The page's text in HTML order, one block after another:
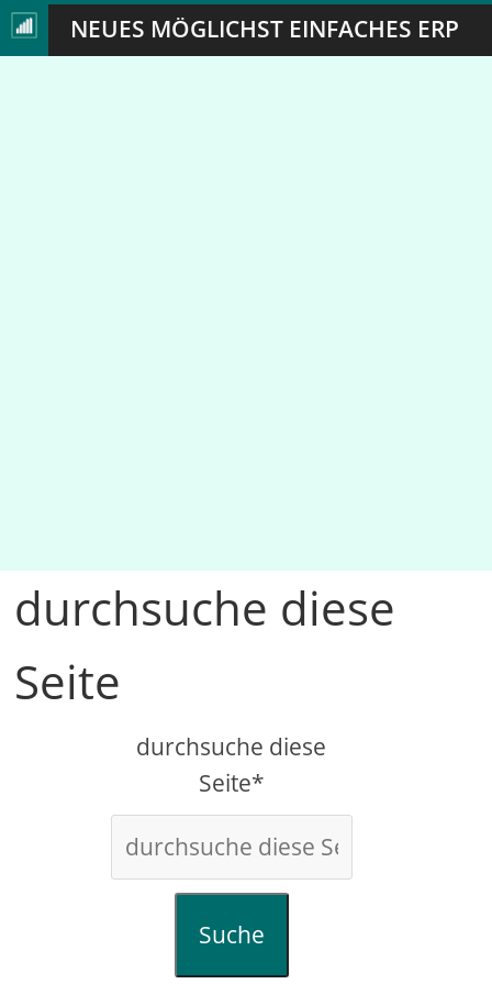
NEUES MÖGLICHST EINFACHES ERP
durchsuche diese
Seite
durchsuche diese
Seite*
Suche